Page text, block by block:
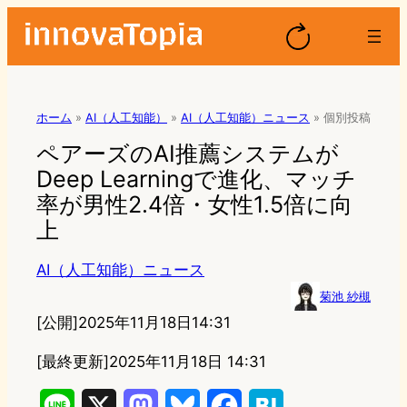
ホーム » AI（人工知能） » AI（人工知能）ニュース » 個別投稿
ペアーズのAI推薦システムが
Deep Learningで進化、マッチ
率が男性2.4倍・女性1.5倍に向
上
AI（人工知能）ニュース
菊池 紗槻
[公開]2025年11月18日14:31
[最終更新]2025年11月18日 14:31